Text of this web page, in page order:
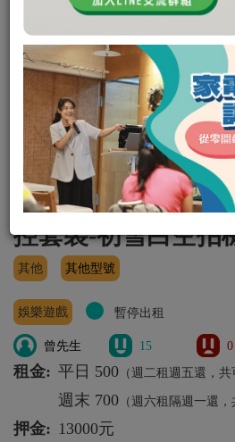
沒練過不要租 【
控套裝-初雪白空拍
其他 其他型號
娛樂遊戲 暫停出租
曾先生 15 0
租金: 平日 500 （週二租週五還，共
週末 700 （週六租隔週一還，
押金: 13000元